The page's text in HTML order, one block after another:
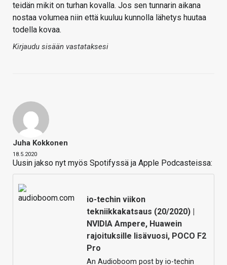
teidän mikit on turhan kovalla. Jos sen tunnarin aikana
nostaa volumea niin että kuuluu kunnolla lähetys huutaa
todella kovaa.
Kirjaudu sisään vastataksesi
Juha Kokkonen
18.5.2020
Uusin jakso nyt myös Spotifyssä ja Apple Podcasteissa:
io-techin viikon
tekniikkakatsaus (20/2020) |
NVIDIA Ampere, Huawein
rajoituksille lisävuosi, POCO F2
Pro
An Audioboom post by io-techin